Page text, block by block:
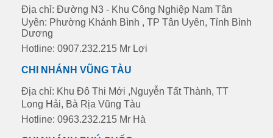
Địa chỉ: Đường N3 - Khu Công Nghiệp Nam Tân
Uyên: Phường Khánh Bình , TP Tân Uyên, Tỉnh Bình
Dương
Hotline: 0907.232.215 Mr Lợi
CHI NHÁNH VŨNG TÀU
Địa chỉ: Khu Đô Thi Mới ,Nguyễn Tất Thành, TT
Long Hải, Bà Rịa Vũng Tàu
Hotline: 0963.232.215 Mr Hà